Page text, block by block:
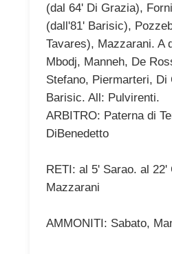
(dal 64' Di Grazia),
(dall'81' Barisic),
Tavares), Mazzarani. A
Mbodj, Manneh, De
Stefano, Piermarteri, Di
Barisic. All: Pulvirenti.
ARBITRO: Paterna di
DiBenedetto
RETI: al 5' Sarao. al 22'
Mazzarani
AMMONITI: Sabato,